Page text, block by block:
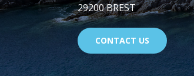
29200 BREST
CONTACT US